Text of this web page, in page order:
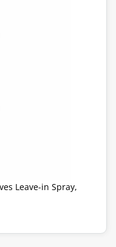
Leave-in Spray,